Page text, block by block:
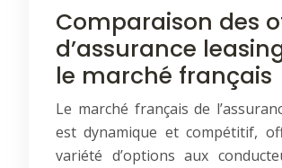
Comparaison des
d’assurance
le marché français
Le marché français de
est dynamique et compétitif,
variété d’options aux